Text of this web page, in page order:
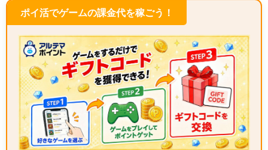
ポイ活でゲームの課金代を稼ごう！